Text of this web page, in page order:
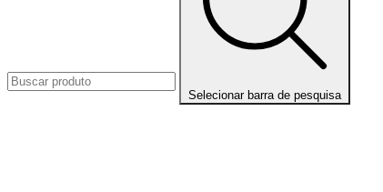
Selecionar barra de pesquisa